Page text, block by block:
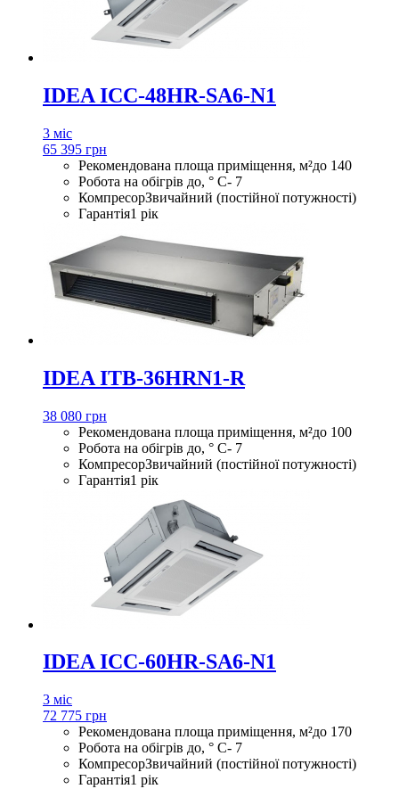
IDEA ICC-48HR-SA6-N1
3 міс
65 395 грн
Рекомендована площа приміщення, м²до 140
Робота на обігрів до, ° С- 7
КомпресорЗвичайний (постійної потужності)
Гарантія1 рік
IDEA ITB-36HRN1-R
38 080 грн
Рекомендована площа приміщення, м²до 100
Робота на обігрів до, ° С- 7
КомпресорЗвичайний (постійної потужності)
Гарантія1 рік
IDEA ICC-60HR-SA6-N1
3 міс
72 775 грн
Рекомендована площа приміщення, м²до 170
Робота на обігрів до, ° С- 7
КомпресорЗвичайний (постійної потужності)
Гарантія1 рік